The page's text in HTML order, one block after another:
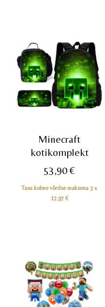
Minecraft
kotikomplekt
53,90€
Tasu kolme võrdse maksena 3 x
17,97 €